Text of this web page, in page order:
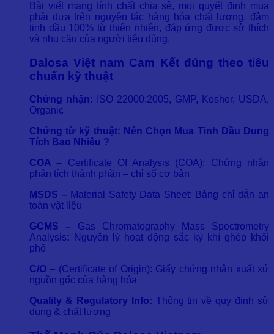
Bài viết mang tính chất chia sẻ, mọi quyết định mua
phải dựa trên nguyên tác hàng hóa chất lượng, đảm
tinh dầu 100% từ thiên nhiên, đáp ứng được sở thích
và nhu cầu của người tiêu dùng.
Dalosa Việt nam Cam Kết đúng theo tiêu
chuẩn kỹ thuật
Chứng nhận: ISO 22000:2005, GMP, Kosher, USDA,
Organic
Chứng từ kỹ thuật: Nên Chọn Mua Tinh Dầu Dung
Tích Bao Nhiêu ?
COA – Certificate Of Analysis (COA): Chứng nhận
phân tích thành phần – chỉ số cơ bản
MSDS – Material Safety Data Sheet: Bảng chỉ dẫn an
toàn vật liệu
GCMS – Gas Chromatography Mass Spectrometry
Analysis:
Nguyên lý hoạt động sắc ký khí ghép khối
phổ
C/O – (Certificate of Origin): Giấy chứng nhận xuất xứ
nguồn gốc của hàng hóa
Quality & Regulatory Info: Thông tin về quy định sử
dụng & chất lượng